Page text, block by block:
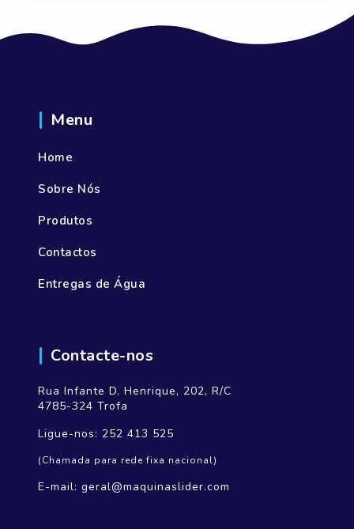
Menu
Home
Sobre Nós
Produtos
Contactos
Entregas de Água
Contacte-nos
Rua Infante D. Henrique, 202, R/C
4785-324 Trofa
Ligue-nos: 252 413 525
(Chamada para rede fixa nacional)
E-mail: geral@maquinaslider.com